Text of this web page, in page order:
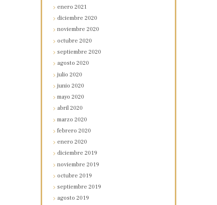
enero2021
diciembre2020
noviembre2020
octubre2020
septiembre2020
agosto2020
julio2020
junio2020
mayo2020
abril2020
marzo2020
febrero2020
enero2020
diciembre2019
noviembre2019
octubre2019
septiembre2019
agosto2019